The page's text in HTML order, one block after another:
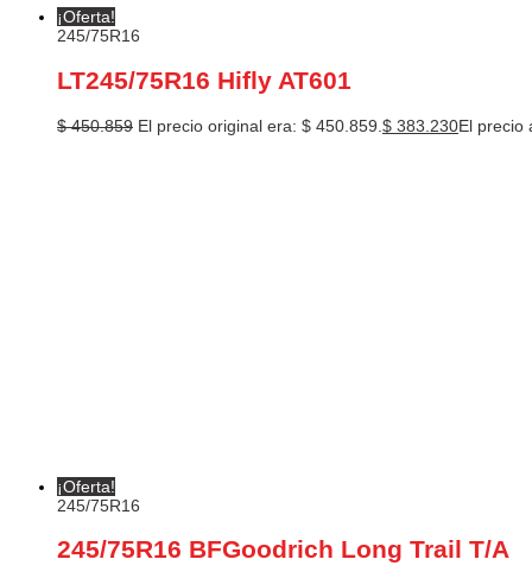
¡Oferta!
245/75R16
LT245/75R16 Hifly AT601
$450.859 El precio original era: $ 450.859. $ 383.230El precio
¡Oferta!
245/75R16
245/75R16 BFGoodrich Long Trail T/A